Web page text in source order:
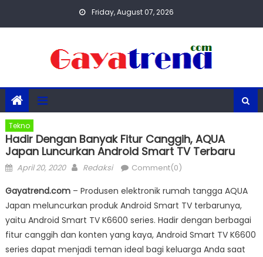
Friday, August 07, 2026
Tekno
Hadir Dengan Banyak Fitur Canggih, AQUA
Japan Luncurkan Android Smart TV Terbaru
Posted
April 20, 2020 Author
Redaksi Comment(0)
Gayatrend.com– Produsen elektronik rumah tangga AQUA
Japan meluncurkan produk Android Smart TV terbarunya,
yaitu Android Smart TV K6600 series. Hadir dengan berbagai
fitur canggih dan konten yang kaya, Android Smart TV K6600
series dapat menjadi teman ideal bagi keluarga Anda saat